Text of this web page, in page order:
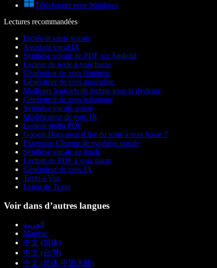
Télécharger pour Windows
Lectures recommandées
Dictée et saisie vocale
Assistant vocal IA
Synthèse vocale de PDF sur Android
Lecteur de texte à voix haute
Générateur de voix féminine
Générateur de voix masculine
Meilleurs logiciels de lecture pour la dyslexie
Générateur de voix robotique
Synthèse vocale anime
Modificateur de voix IA
Lecteur audio PDF
Google Docs peut-il lire du texte à voix haute ?
Extension Chrome de synthèse vocale
Synthèse vocale en hindi
Lecture de PDF à voix haute
Générateur de voix IA
Texto a Voz
Leitor de Texto
Voir dans d’autres langues
العربية
Magyar
中文 (简体)
中文 (台灣)
中文 (简体 中国大陆)